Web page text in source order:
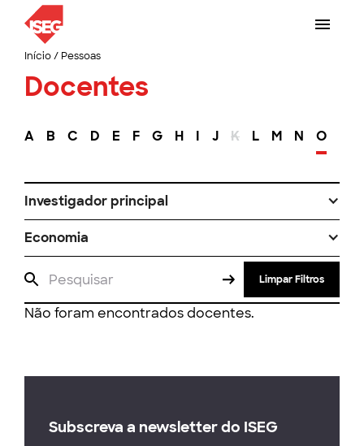
Início/ Pessoas
Docentes
A B C D E F G H I J K L M N O
Investigador principal
Economia
Limpar Filtros
Não foram encontrados docentes.
Subscreva a newsletter do ISEG